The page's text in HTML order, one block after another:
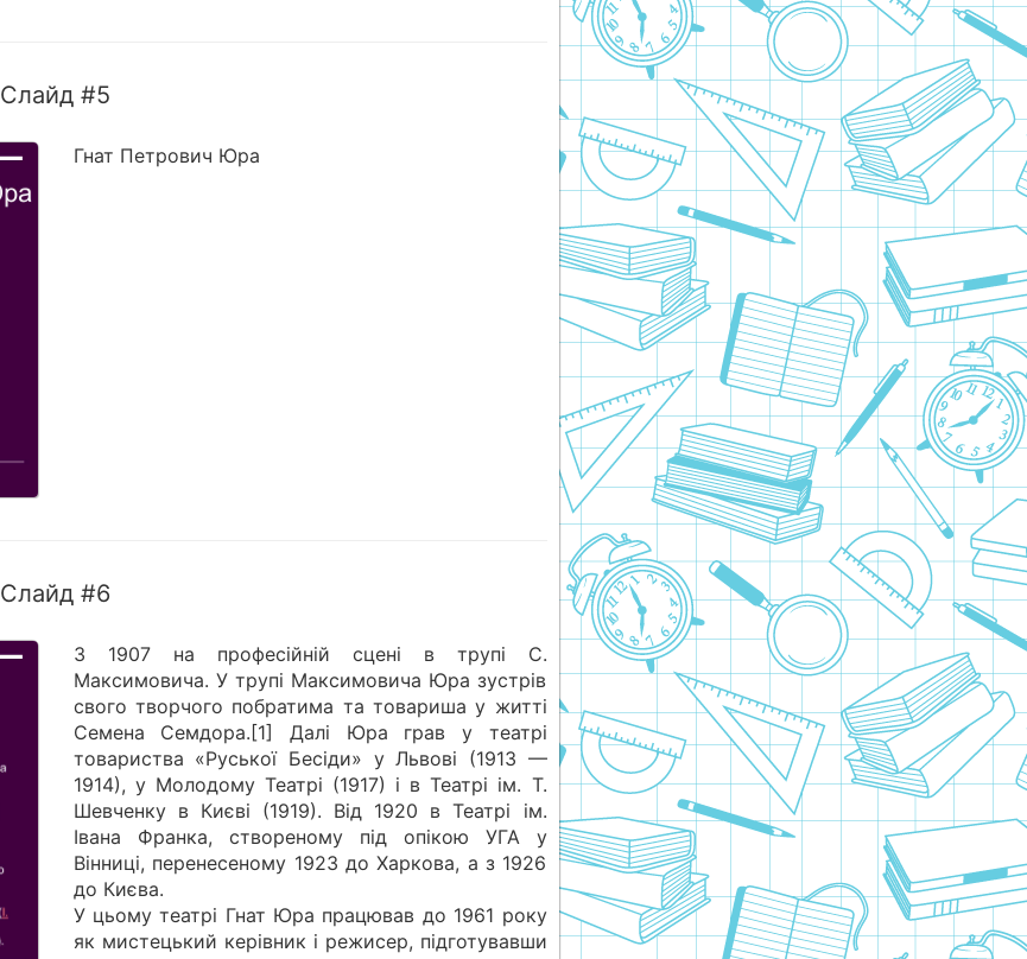
Слайд #5
Гнат Петрович Юра
Слайд #6
З 1907 на професійній сцені в трупі С.
Максимовича. У трупі Максимовича Юра зустрів
свого творчого побратима та товариша у житті
Семена Семдора.[1] Далі Юра грав у театрі
товариства «Руської Бесіди» у Львові (1913 —
1914), у Молодому Театрі (1917) і в Театрі ім. Т.
Шевченку в Києві (1919). Від 1920 в Театрі ім.
Івана Франка, створеному під опікою УГА у
Вінниці, перенесеному 1923 до Харкова, а з 1926
до Києва.
У цьому театрі Гнат Юра працював до 1961 року
як мистецький керівник і режисер, підготувавши